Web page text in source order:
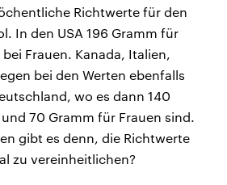
Richtwerte für den
In den USA 196 Gramm für
Frauen. Kanada, Italien,
bei den Werten ebenfalls
wo es dann 140
70 Gramm für Frauen sind.
gibt es denn, die Richtwerte
zu vereinheitlichen?